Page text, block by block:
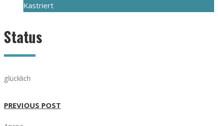
Kastriert
Status
glücklich
PREVIOUS POST